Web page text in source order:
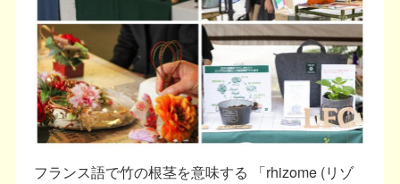
フランス語で竹の根茎を意味する 「rhizome (リゾ